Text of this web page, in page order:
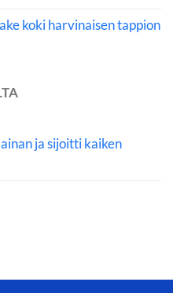
koki harvinaisen tappion
ja sijoitti kaiken